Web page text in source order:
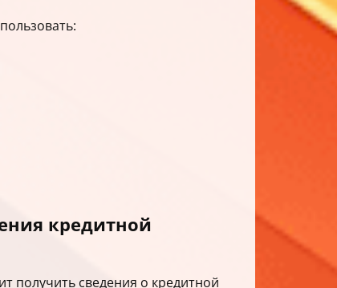
кредитной
получить сведения о кредитной